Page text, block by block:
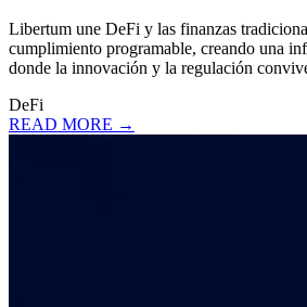
Libertum une DeFi y las finanzas
cumplimiento programable, creando una
donde la innovación y la regulación
DeFi
READ MORE →